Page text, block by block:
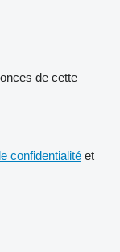
de cette
confidentialité et